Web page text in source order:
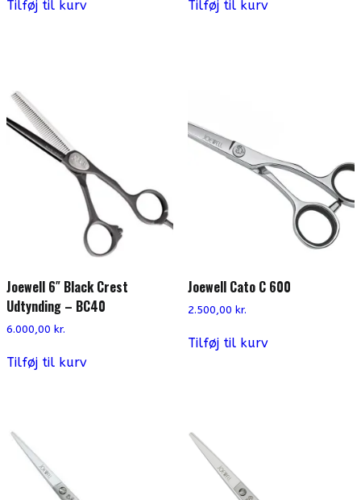
Tilføj til kurv Tilføj til kurv
Joewell 6″ Black Crest
Udtynding – BC40
6.000,00 kr.
Tilføj til kurv
Joewell Cato C 600
2.500,00 kr.
Tilføj til kurv